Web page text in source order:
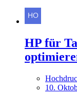
HP für
10.